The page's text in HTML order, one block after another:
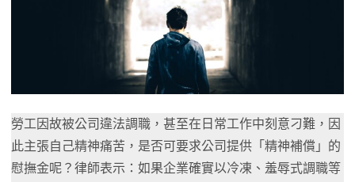
勞工因故被公司違法調職，甚至在日常工作中刻意刁難，因
此主張自己精神痛苦，是否可要求公司提供「精神補償」的
慰撫金呢？律師表示：如果企業確實以冷凍、羞辱式調職等